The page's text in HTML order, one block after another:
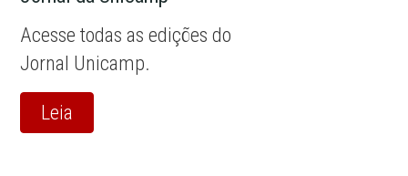
Acesse todas as edições do
Jornal Unicamp.
Leia